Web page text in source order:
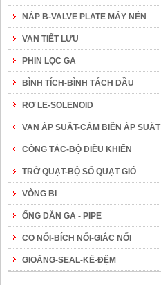
NẮP B-VALVE PLATE MÁY NÉN
VAN TIẾT LƯU
PHIN LỌC GA
BÌNH TÍCH-BÌNH TÁCH DẦU
RƠ LE-SOLENOID
VAN ÁP SUẤT-CẢM BIẾN ÁP SUẤT
CÔNG TẮC-BỘ ĐIỀU KHIỂN
TRỞ QUẠT-BỘ SỐ QUẠT GIÓ
VÒNG BI
ỐNG DẪN GA - PIPE
CO NỐI-BÍCH NỐI-GIẮC NỐI
GIOĂNG-SEAL-KÊ-ĐỆM